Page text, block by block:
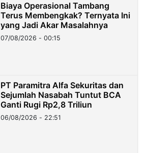
Biaya Operasional Tambang
Terus Membengkak? Ternyata Ini
yang Jadi Akar Masalahnya
07/08/2026 - 00:15
PT Paramitra Alfa Sekuritas dan
Sejumlah Nasabah Tuntut BCA
Ganti Rugi Rp2,8 Triliun
06/08/2026 - 22:51